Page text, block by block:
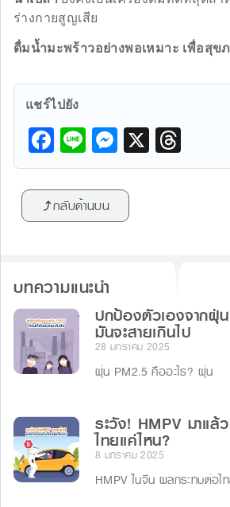
ร่างกายสูญเสีย
ดื่มน้ำมะพร้าวอย่างพอเหมาะ เพื่อสุข
แชร์ไปยัง
F
a
c
e
o
k
Li
n
e
M
e
s
s
er
X
hr
กลับด้านบน
บทความแนะนำ
ปกป้องตัวเองจากฝุ่
มันจะสายเกินไป
28 มกราคม 2025
ฝุ่น PM2.5 คืออะไร? ฝุ่น
ระวัง! HMPV มาแล้
ไทยแค่ไหน?
8 มกราคม 2025
HMPV ในจีน ผลกระทบต่อไ